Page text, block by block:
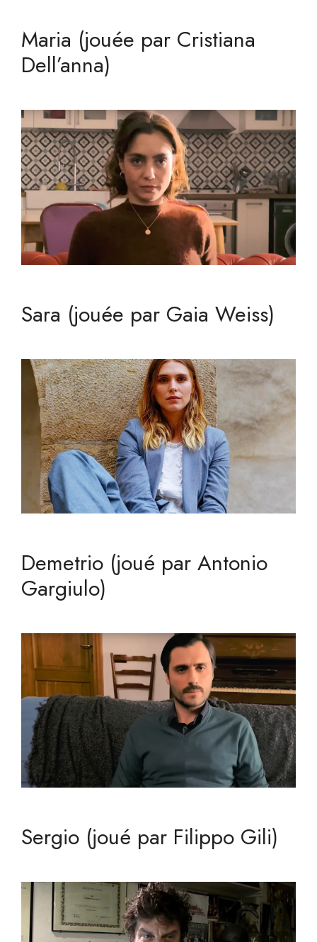
Maria (jouée par Cristiana
Dell’anna)
Sara (jouée par Gaia Weiss)
Demetrio (joué par Antonio
Gargiulo)
Sergio (joué par Filippo Gili)